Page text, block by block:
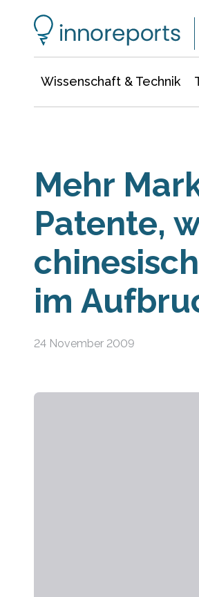
Wissenschaft & Technik
Mehr
Patente,
im
24 November 2009